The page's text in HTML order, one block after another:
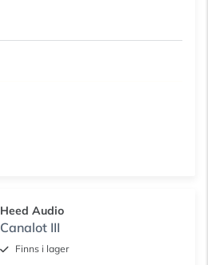
Heed Audio
Canalot III
Finns i lager